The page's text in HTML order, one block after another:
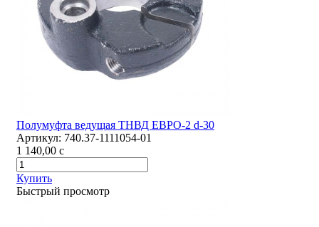
Полумуфта ведущая ТНВД ЕВРО-2 d-30
Артикул: 740.37-1111054-01
1 140,00 c
Купить
Быстрый просмотр